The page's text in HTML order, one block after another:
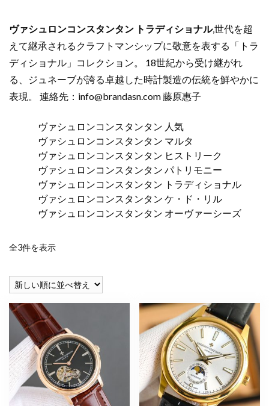
ヴァシュロンコンスタンタン トラディショナル,世代を超
えて継承されるクラフトマンシップに敬意を表する「トラ
ディショナル」コレクション。 18世紀から受け継がれ
る、ジュネーブが誇る卓越した時計製造の伝統を鮮やかに
表現。 連絡先： info@brandasn.com藤原惠子
ヴァシュロンコンスタンタン 人気
ヴァシュロンコンスタンタン マルタ
ヴァシュロンコンスタンタン ヒストリーク
ヴァシュロンコンスタンタン パトリモニー
ヴァシュロンコンスタンタン トラディショナル
ヴァシュロンコンスタンタン ケ・ド・リル
ヴァシュロンコンスタンタン オーヴァーシーズ
全3件を表示新
い
順